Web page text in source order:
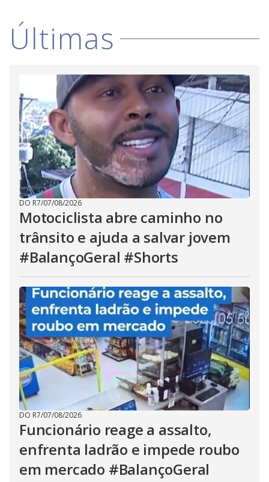
Últimas
DO R7/07/08/2026
Motociclista abre caminho no
trânsito e ajuda a salvar jovem
#BalançoGeral #Shorts
DO R7/07/08/2026
Funcionário reage a assalto,
enfrenta ladrão e impede roubo
em mercado #BalançoGeral